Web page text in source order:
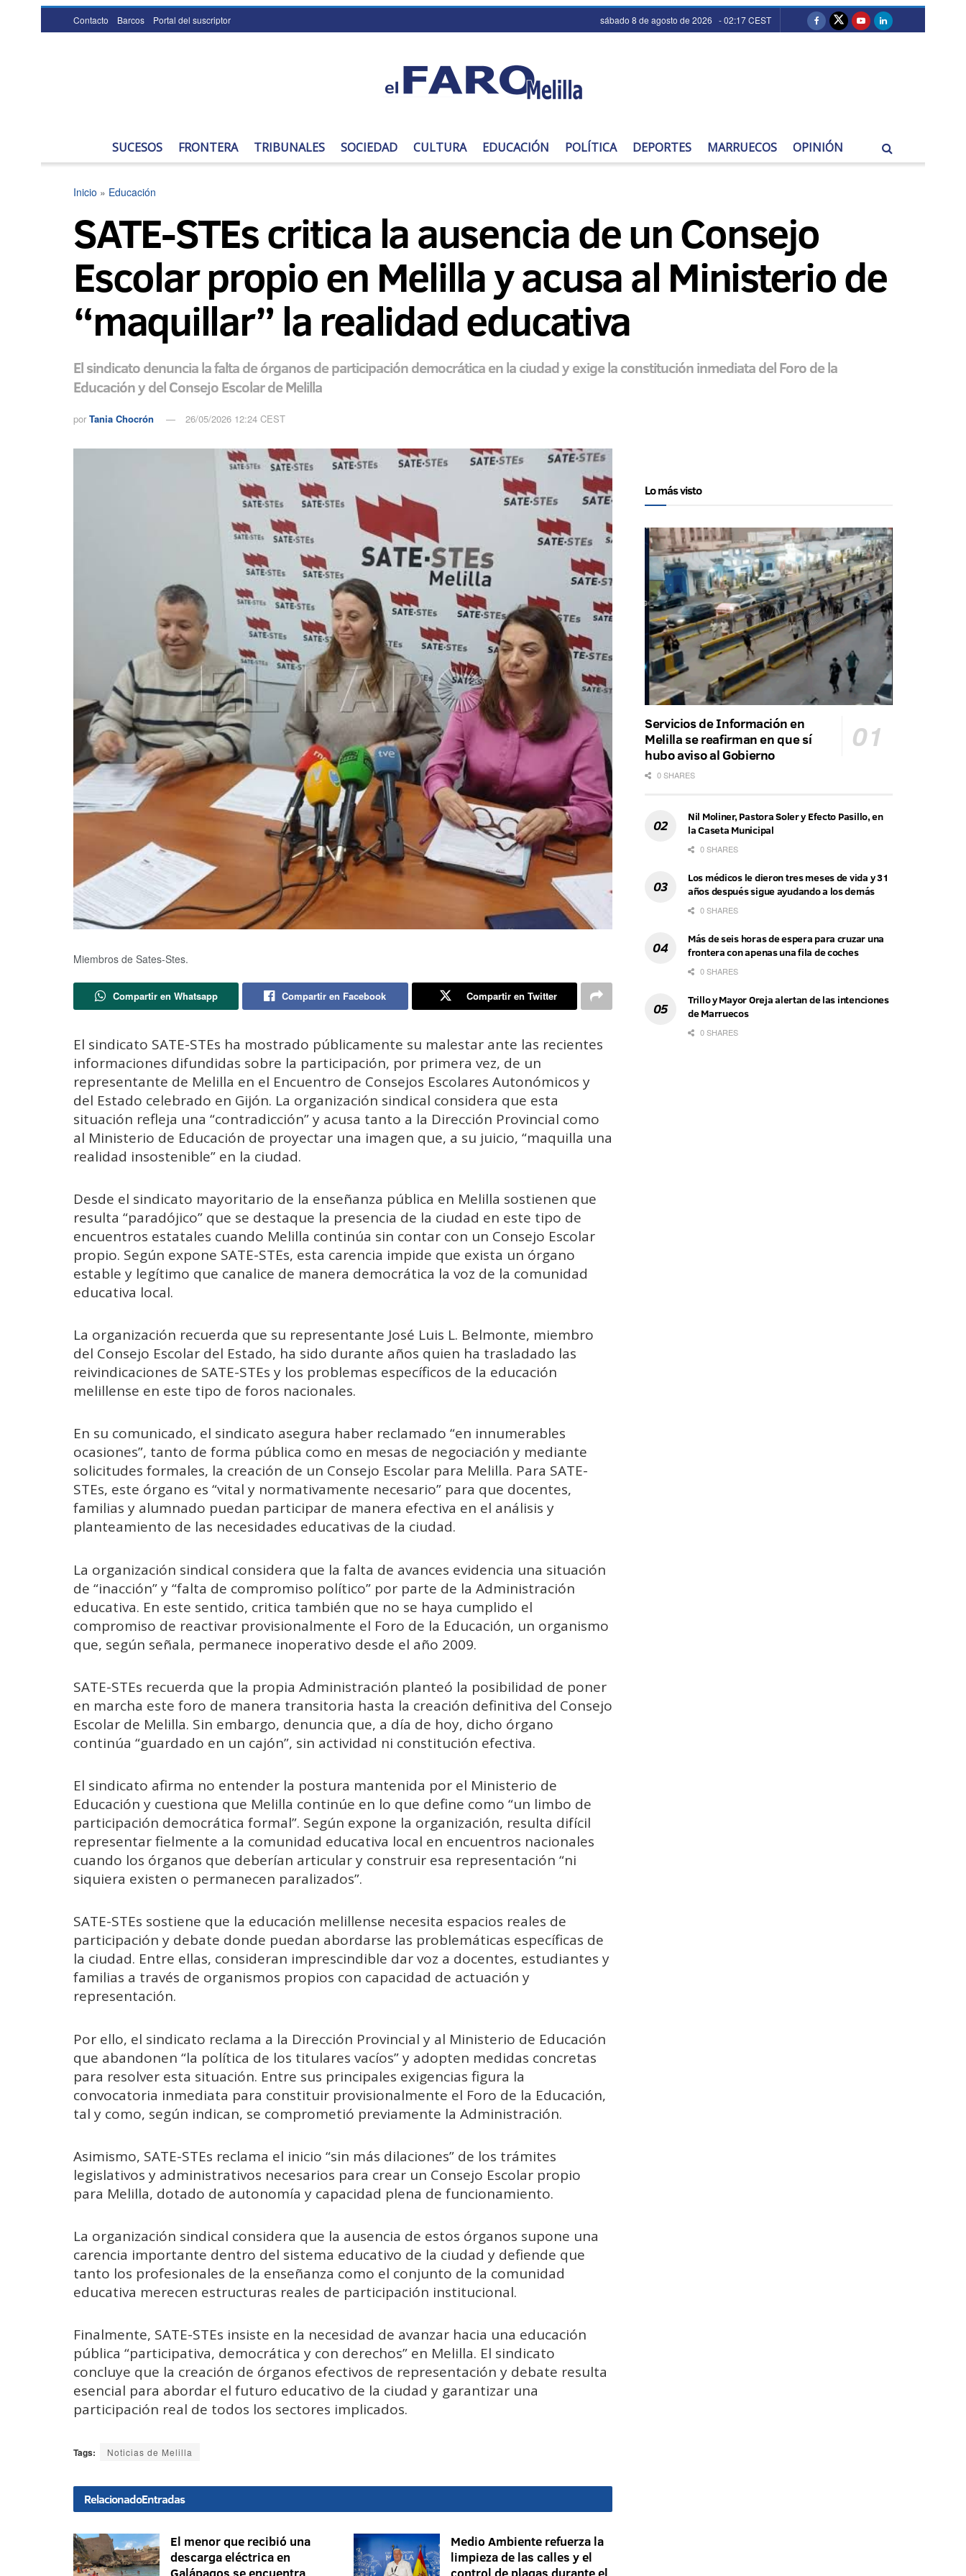
Contacto Barcos Portal del suscriptor sábado 8 de agosto de 2026 - 02:17 CEST
SUCESOS FRONTERA TRIBUNALES SOCIEDAD CULTURA EDUCACIÓN POLÍTICA DEPORTES MARRUECOS OPINIÓN
Inicio » Educación
SATE-STEs critica la ausencia de un Consejo
Escolar propio en Melilla y acusa al Ministerio de
“maquillar” la realidad educativa
El sindicato denuncia la falta de órganos de participación democrática en la ciudad y exige la constitución inmediata del Foro de la
Educación y del Consejo Escolar de Melilla
por Tania Chocrón 26/05/2026 12:24 CEST
Miembros de Sates-Stes.
Compartir en Whatsapp Compartir en Facebook Compartir en Twitter
El sindicato SATE-STEs ha mostrado públicamente su malestar ante las recientes
informaciones difundidas sobre la participación, por primera vez, de un
representante de Melilla en el Encuentro de Consejos Escolares Autonómicos y
del Estado celebrado en Gijón. La organización sindical considera que esta
situación refleja una “contradicción” y acusa tanto a la Dirección Provincial como
al Ministerio de Educación de proyectar una imagen que, a su juicio, “maquilla una
realidad insostenible” en la ciudad.
Desde el sindicato mayoritario de la enseñanza pública en Melilla sostienen que
resulta “paradójico” que se destaque la presencia de la ciudad en este tipo de
encuentros estatales cuando Melilla continúa sin contar con un Consejo Escolar
propio. Según expone SATE-STEs, esta carencia impide que exista un órgano
estable y legítimo que canalice de manera democrática la voz de la comunidad
educativa local.
La organización recuerda que su representante José Luis L. Belmonte, miembro
del Consejo Escolar del Estado, ha sido durante años quien ha trasladado las
reivindicaciones de SATE-STEs y los problemas específicos de la educación
melillense en este tipo de foros nacionales.
En su comunicado, el sindicato asegura haber reclamado “en innumerables
ocasiones”, tanto de forma pública como en mesas de negociación y mediante
solicitudes formales, la creación de un Consejo Escolar para Melilla. Para SATE-
STEs, este órgano es “vital y normativamente necesario” para que docentes,
familias y alumnado puedan participar de manera efectiva en el análisis y
planteamiento de las necesidades educativas de la ciudad.
La organización sindical considera que la falta de avances evidencia una situación
de “inacción” y “falta de compromiso político” por parte de la Administración
educativa. En este sentido, critica también que no se haya cumplido el
compromiso de reactivar provisionalmente el Foro de la Educación, un organismo
que, según señala, permanece inoperativo desde el año 2009.
SATE-STEs recuerda que la propia Administración planteó la posibilidad de poner
en marcha este foro de manera transitoria hasta la creación definitiva del Consejo
Escolar de Melilla. Sin embargo, denuncia que, a día de hoy, dicho órgano
continúa “guardado en un cajón”, sin actividad ni constitución efectiva.
El sindicato afirma no entender la postura mantenida por el Ministerio de
Educación y cuestiona que Melilla continúe en lo que define como “un limbo de
participación democrática formal”. Según expone la organización, resulta difícil
representar fielmente a la comunidad educativa local en encuentros nacionales
cuando los órganos que deberían articular y construir esa representación “ni
siquiera existen o permanecen paralizados”.
SATE-STEs sostiene que la educación melillense necesita espacios reales de
participación y debate donde puedan abordarse las problemáticas específicas de
la ciudad. Entre ellas, consideran imprescindible dar voz a docentes, estudiantes y
familias a través de organismos propios con capacidad de actuación y
representación.
Por ello, el sindicato reclama a la Dirección Provincial y al Ministerio de Educación
que abandonen “la política de los titulares vacíos” y adopten medidas concretas
para resolver esta situación. Entre sus principales exigencias figura la
convocatoria inmediata para constituir provisionalmente el Foro de la Educación,
tal y como, según indican, se comprometió previamente la Administración.
Asimismo, SATE-STEs reclama el inicio “sin más dilaciones” de los trámites
legislativos y administrativos necesarios para crear un Consejo Escolar propio
para Melilla, dotado de autonomía y capacidad plena de funcionamiento.
La organización sindical considera que la ausencia de estos órganos supone una
carencia importante dentro del sistema educativo de la ciudad y defiende que
tanto los profesionales de la enseñanza como el conjunto de la comunidad
educativa merecen estructuras reales de participación institucional.
Finalmente, SATE-STEs insiste en la necesidad de avanzar hacia una educación
pública “participativa, democrática y con derechos” en Melilla. El sindicato
concluye que la creación de órganos efectivos de representación y debate resulta
esencial para abordar el futuro educativo de la ciudad y garantizar una
participación real de todos los sectores implicados.
Tags: Noticias de Melilla
RelacionadoEntradas
El menor que recibió una
descarga eléctrica en
Galápagos se encuentra
Medio Ambiente refuerza la
limpieza de las calles y el
control de plagas durante el
Lo más visto
Servicios de Información en
Melilla se reafirman en que sí
hubo aviso al Gobierno
0 SHARES
Nil Moliner, Pastora Soler y Efecto Pasillo, en
la Caseta Municipal
0 SHARES
Los médicos le dieron tres meses de vida y 31
años después sigue ayudando a los demás
0 SHARES
Más de seis horas de espera para cruzar una
frontera con apenas una fila de coches
0 SHARES
Trillo y Mayor Oreja alertan de las intenciones
de Marruecos
0 SHARES